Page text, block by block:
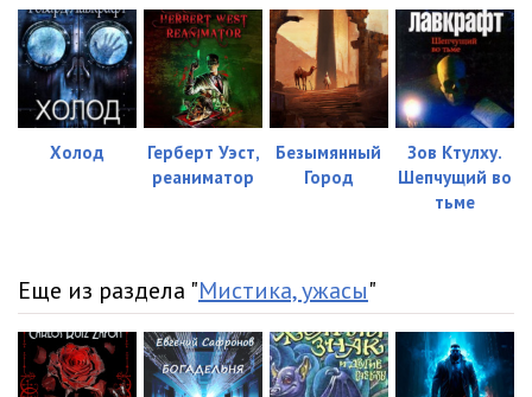
Холод
Герберт Уэст,
реаниматор
Безымянный
Город
Зов Ктулху.
Шепчущий во
тьме
Еще из раздела "Мистика, ужасы"